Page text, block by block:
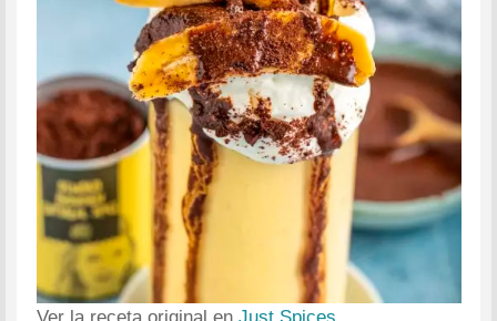
Ver la receta original en Just Spices